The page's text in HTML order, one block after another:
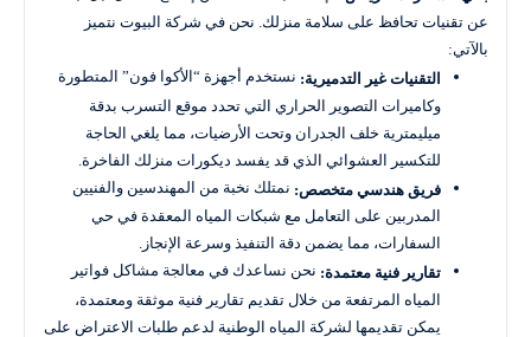
عن تقنيات تحافظ على سلامة منزلك. نحن في شركة البيوت نتميز
بالآتي:
التقنيات غير التدميرية: نستخدم أجهزة “الأكوا فون” المتطورة
وكاميرات التصوير الحراري التي تحدد موقع التسرب بدقة
ميليمترية خلف الجدران وتحت الأرضيات، مما يلغي الحاجة
للتكسير العشوائي الذي قد يفسد ديكورات منزلك الفاخرة.
فريق هندسي متخصص: نمتلك نخبة من المهندسين والفنيين
المدربين على التعامل مع شبكات المياه المعقدة في حي
السفارات، مما يضمن دقة التنفيذ وسرعة الإنجاز.
تقارير فنية معتمدة: نحن نساعدك في معالجة مشاكل فواتير
المياه المرتفعة من خلال تقديم تقارير فنية موثقة ومعتمدة،
يمكن تقديمها لشركة المياه الوطنية لدعم طلبات الاعتراض على